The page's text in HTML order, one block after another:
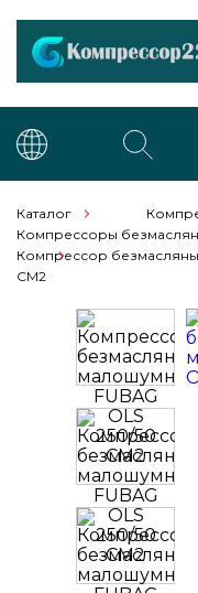
Каталог
Компрессоры
Компрессор
CM2